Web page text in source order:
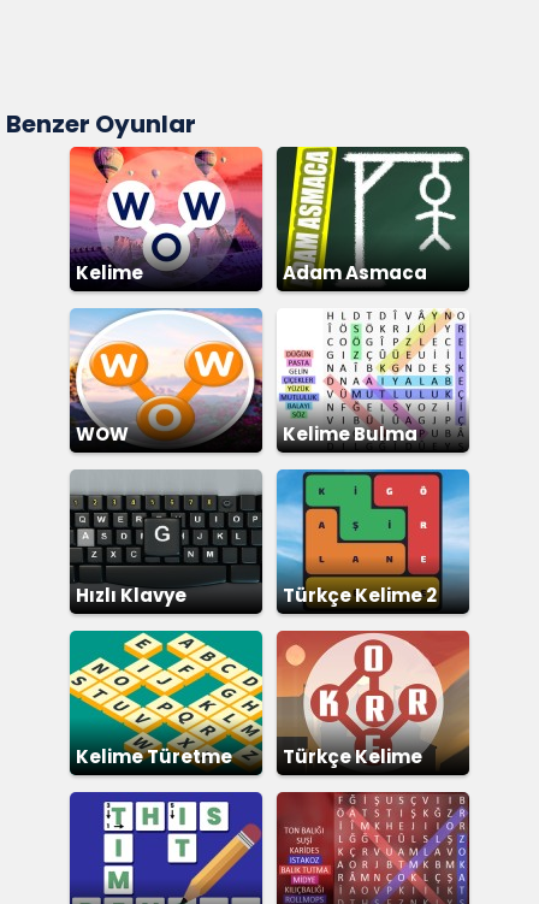
Benzer Oyunlar
Kelime Adam Asmaca
WOW Kelime Bulma
Hızlı Klavye Türkçe Kelime 2
Kelime Türetme Türkçe Kelime